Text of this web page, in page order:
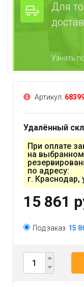
Для
Узнать
Артикул:
Удалённый
При оплате
на
по адресу:
г. Краснодар,
15 861
Под заказ 15